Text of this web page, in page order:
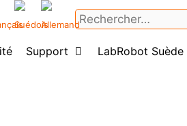
Rechercher :
Support LabRobot Suède